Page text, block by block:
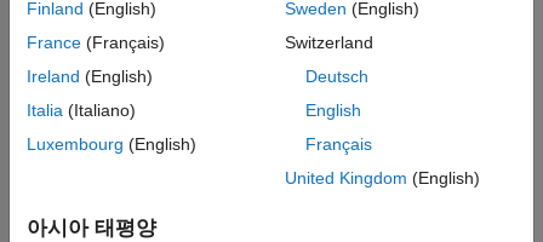
m= libfunctions( 은 함수 이름을 셀형 배열
반환합니다.
= libfunctions(
은 함수 시그니처를
반환합니다.
Finland (English)
France (Français)
Ireland (English)
Italia (Italiano)
Luxembourg (English)
Sweden (English)
Switzerland
Deutsch
English
Français
United Kingdom (English)
아시아 태평양